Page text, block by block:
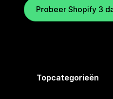
Probeer Shopify 3
Topcategorieën